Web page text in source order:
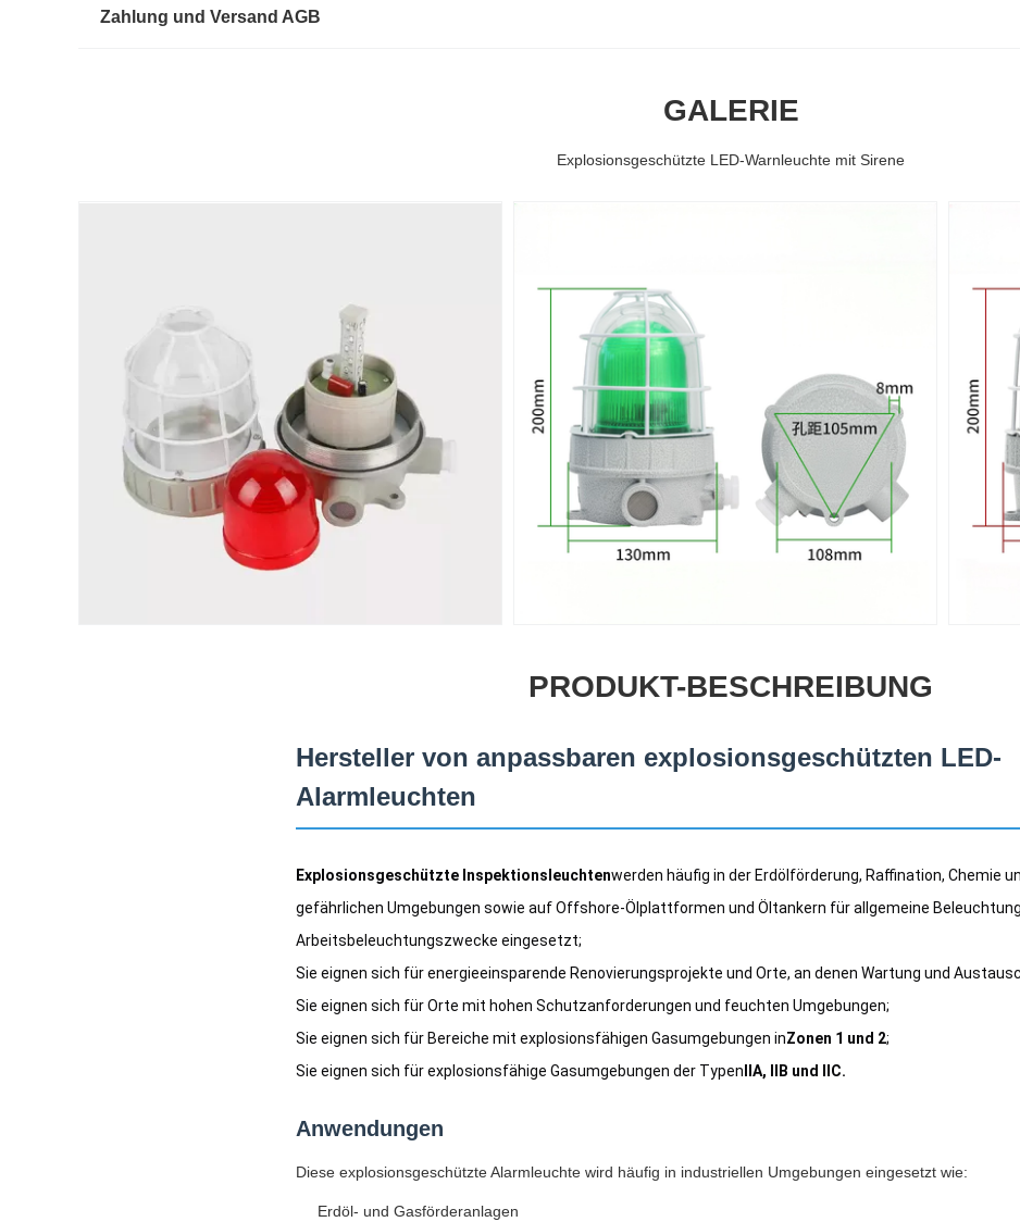
Zahlung und Versand AGB
GALERIE
Explosionsgeschützte LED-Warnleuchte mit Sirene
PRODUKT-BESCHREIBUNG
Hersteller von anpassbaren explosionsgeschützten LED-
Alarmleuchten
Explosionsgeschützte Inspektionsleuchtenwerden häufig in der Erdölförderung, Raffination, Chemie
gefährlichen Umgebungen sowie auf Offshore-Ölplattformen und Öltankern für allgemeine
Arbeitsbeleuchtungszwecke eingesetzt;
Sie eignen sich für energieeinsparende Renovierungsprojekte und Orte, an denen Wartung und
Sie eignen sich für Orte mit hohen Schutzanforderungen und feuchten Umgebungen;
Sie eignen sich für Bereiche mit explosionsfähigen Gasumgebungen inZonen 1 und 2;
Sie eignen sich für explosionsfähige Gasumgebungen der Typen IIA, IIB und IIC.
Anwendungen
Diese explosionsgeschützte Alarmleuchte wird häufig in industriellen Umgebungen eingesetzt wie:
Erdöl- und Gasförderanlagen